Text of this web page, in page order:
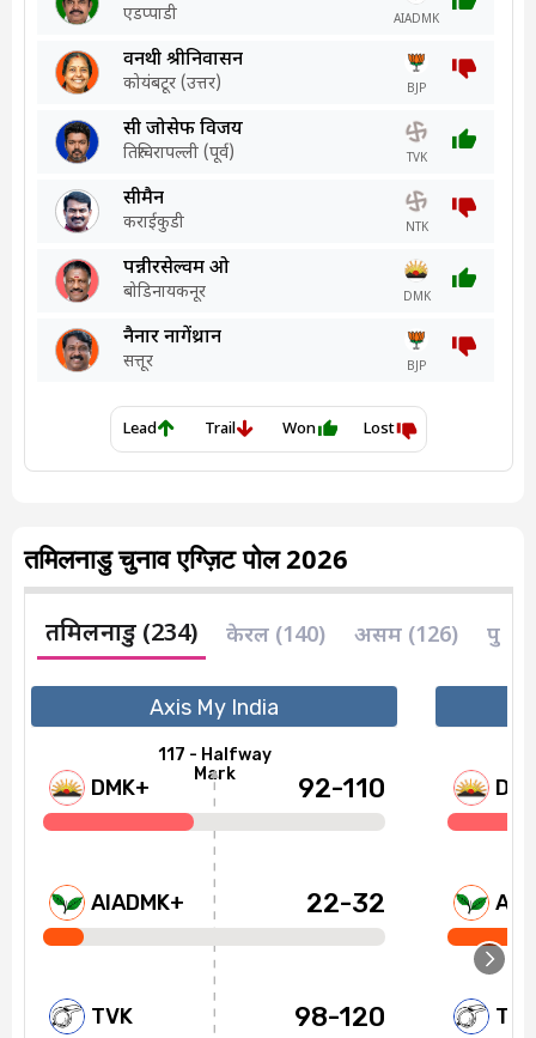
तमिलनाडु चुनाव एग्ज़िट पोल 2026